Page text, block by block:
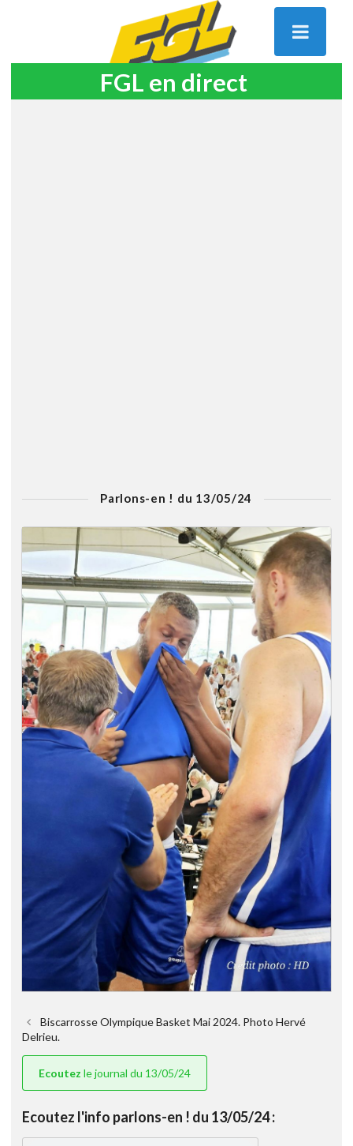
FGL en direct
Parlons-en ! du 13/05/24
Biscarrosse Olympique Basket Mai 2024. Photo Hervé
Delrieu.
Ecoutez le journal du 13/05/24
Ecoutez l'info parlons-en ! du 13/05/24 :